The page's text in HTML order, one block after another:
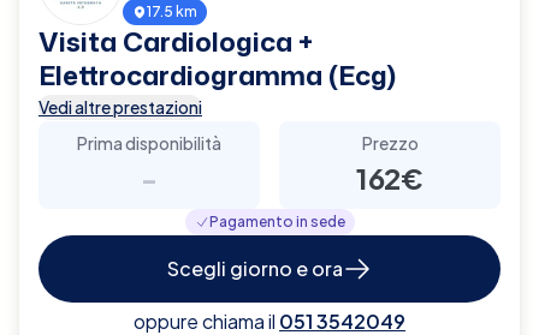
17.5 km
Visita Cardiologica +
Elettrocardiogramma (Ecg)
Vedi altre prestazioni
Prima disponibilità
-
Prezzo
162€
Pagamento in sede
Scegli giorno e ora
oppure chiama il 051 3542049